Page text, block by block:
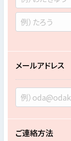
メールアドレス
ご連絡方法